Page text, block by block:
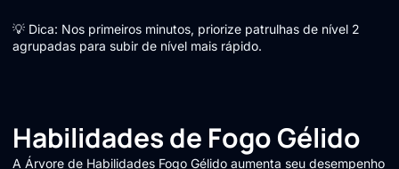
💡 Dica: Nos primeiros minutos, priorize patrulhas de nível 2
agrupadas para subir de nível mais rápido.
Habilidades de Fogo Gélido
A Árvore de Habilidades Fogo Gélido aumenta seu desempenho